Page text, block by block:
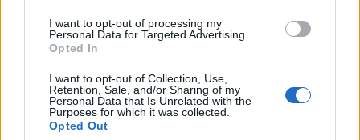
I want to opt-out of processing my
Personal Data for Targeted Advertising.
Opted In
I want to opt-out of Collection, Use,
Retention, Sale, and/or Sharing of my
Personal Data that Is Unrelated with the
Purposes for which it was collected.
Opted Out
ΜΠΟΡΕΙ ΝΑ ΣΑΣ ΕΝΔΙΑΦΕΡΕΙ
Μητσοτάκης: «Στρατηγική